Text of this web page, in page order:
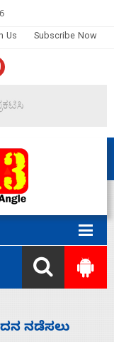
Us Subscribe Now
ಮತ್ತು